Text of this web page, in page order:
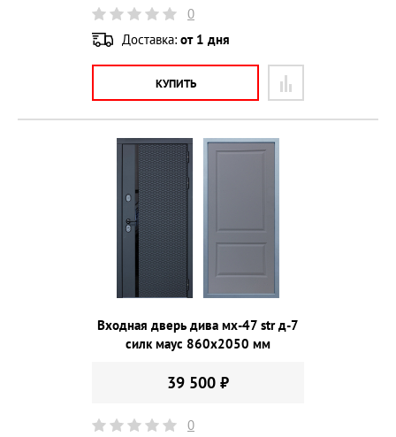
0
Доставка: от 1 дня
КУПИТЬ
Входная дверь дива мх-47 str д-7
силк маус 860х2050 мм
39 500 ₽
0